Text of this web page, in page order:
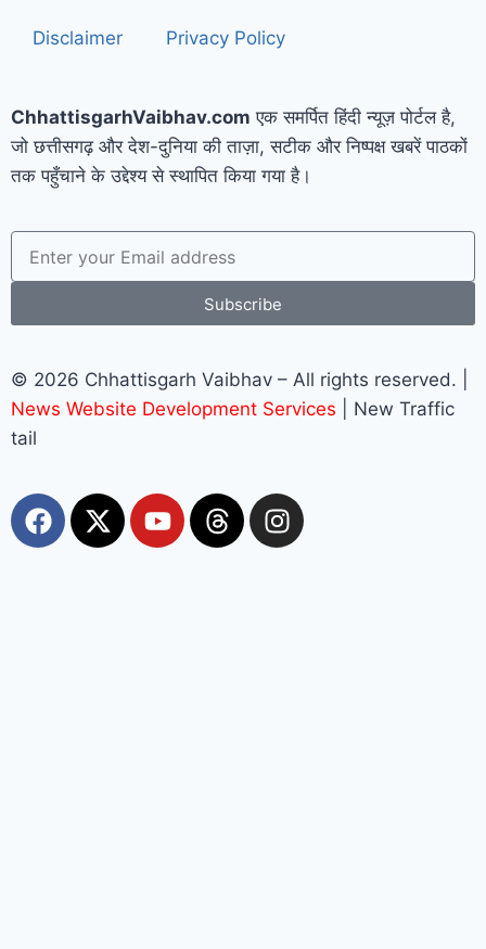
Disclaimer Privacy Policy
ChhattisgarhVaibhav.com एक समर्पित हिंदी न्यूज़ पोर्टल है,
जो छत्तीसगढ़ और देश-दुनिया की ताज़ा, सटीक और निष्पक्ष खबरें पाठकों
तक पहुँचाने के उद्देश्य से स्थापित किया गया है।
Subscribe
© 2026 Chhattisgarh Vaibhav – All rights reserved. |
News Website Development Services | New Traffic
tail